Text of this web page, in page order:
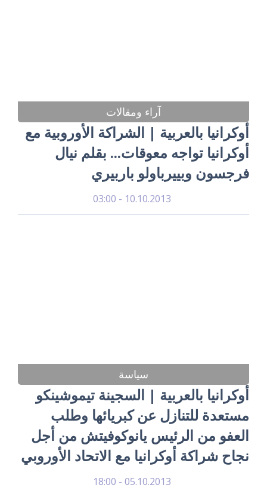
آراء ومقالات
أوكرانيا بالعربية | الشراكة الأوروبية مع
أوكرانيا تواجه معوقات... بقلم نيال
فرجسون وبييرباولو باربيري
10.10.2013 - 03:00
سياسة
أوكرانيا بالعربية | السجينة تيموشينكو
مستعدة للتنازل عن كبريائها وطلب
العفو من الرئيس يانوكوفيتش من أجل
نجاح شراكة أوكرانيا مع الاتحاد الأوروبي
05.10.2013 - 18:00